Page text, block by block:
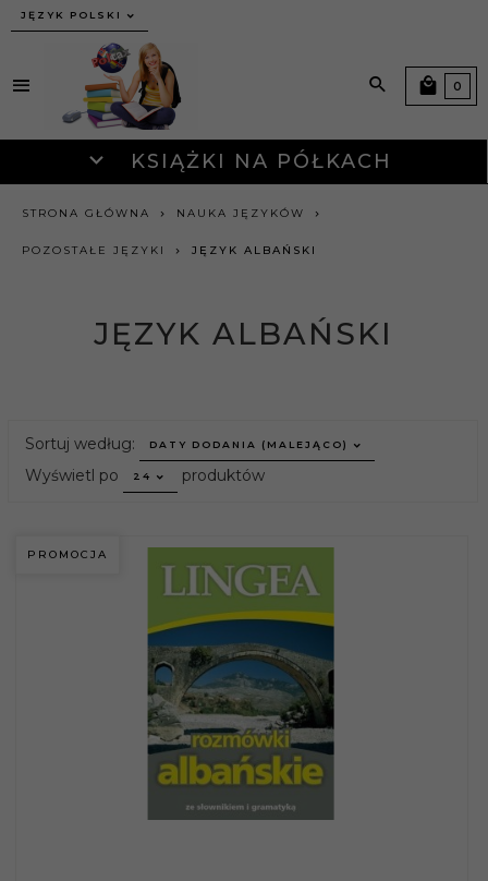
JĘZYK POLSKI
KSIĄŻKI NA PÓŁKACH
0
STRONA GŁÓWNA NAUKA JĘZYKÓW
POZOSTAŁE JĘZYKI JĘZYK ALBAŃSKI
JĘZYK ALBAŃSKI
Sortuj według: sort
DATY DODANIA (MALEJĄCO)
Wyświetl po pop
24 produktów
PROMOCJA